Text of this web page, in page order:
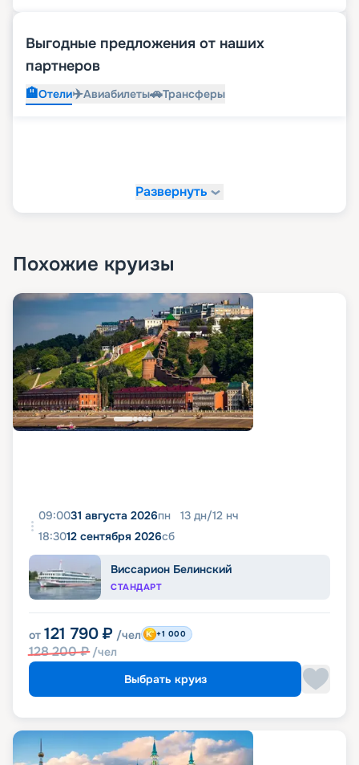
Выгодные предложения от наших
партнеров
🏨Отели✈️Авиабилеты🚗Трансферы
Развернуть
Похожие круизы
09:0031 августа 2026пн 13 дн/12 нч
18:3012 сентября 2026сб
Виссарион Белинский
СТАНДАРТ
от 121 790 ₽ /чел
128 200₽ /чел
+1 000
Выбрать круиз